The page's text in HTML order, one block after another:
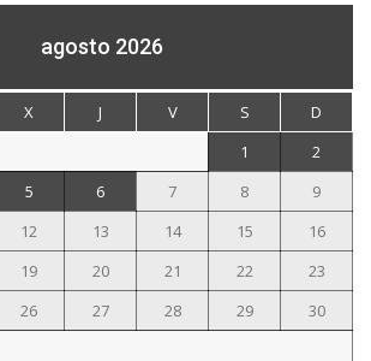
agosto 2026
X J V S
D
1
2
5 6 7 8
9
12 13 14 15
16
19 20 21 22
23
26 27 28 29
30